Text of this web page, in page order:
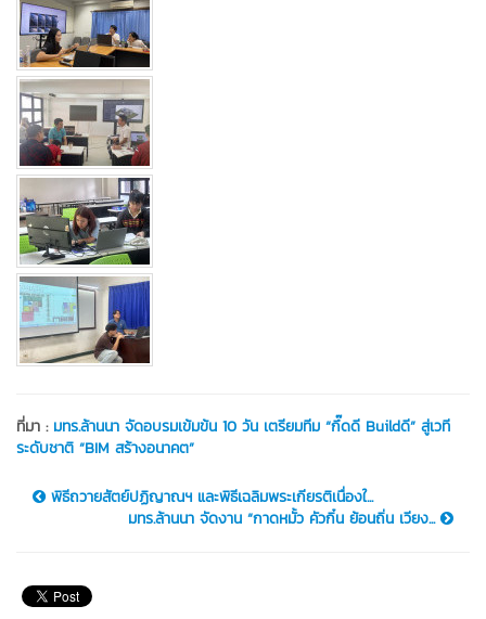
ที่มา : มทร.ล้านนา จัดอบรมเข้มข้น 10 วัน เตรียมทีม “กึ๊ดดี Buildดี” สู่เวที
ระดับชาติ “BIM สร้างอนาคต”
พิธีถวายสัตย์ปฏิญาณฯ และพิธีเฉลิมพระเกียรติเนื่องใ...
มทร.ล้านนา จัดงาน “กาดหมั้ว คัวกิ๋น ย้อนถิ่น เวียง...